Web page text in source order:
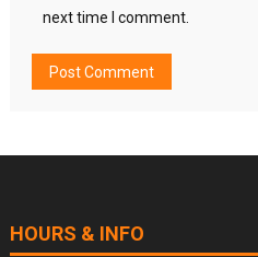
next time I comment.
HOURS & INFO